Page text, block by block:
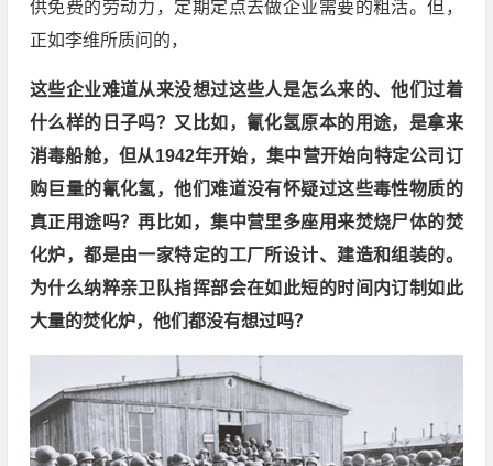
供免费的劳动力，定期定点去做企业需要的粗活。但，
正如李维所质问的，
这些企业难道从来没想过这些人是怎么来的、他们过着
什么样的日子吗？又比如，氰化氢原本的用途，是拿来
消毒船舱，但从1942年开始，集中营开始向特定公司订
购巨量的氰化氢，他们难道没有怀疑过这些毒性物质的
真正用途吗？再比如，集中营里多座用来焚烧尸体的焚
化炉，都是由一家特定的工厂所设计、建造和组装的。
为什么纳粹亲卫队指挥部会在如此短的时间内订制如此
大量的焚化炉，他们都没有想过吗？